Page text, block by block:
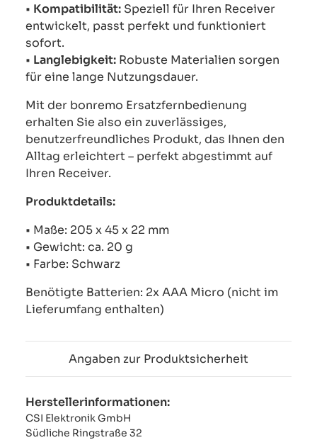
• Kompatibilität: Speziell für Ihren Receiver
entwickelt, passt perfekt und funktioniert
sofort.
• Langlebigkeit: Robuste Materialien sorgen
für eine lange Nutzungsdauer.
Mit der bonremo Ersatzfernbedienung
erhalten Sie also ein zuverlässiges,
benutzerfreundliches Produkt, das Ihnen den
Alltag erleichtert – perfekt abgestimmt auf
Ihren Receiver.
Produktdetails:
• Maße: 205 x 45 x 22 mm
• Gewicht: ca. 20 g
• Farbe: Schwarz
Benötigte Batterien: 2x AAA Micro (nicht im
Lieferumfang enthalten)
Angaben zur Produktsicherheit
Herstellerinformationen:
CSI Elektronik GmbH
Südliche Ringstraße 32